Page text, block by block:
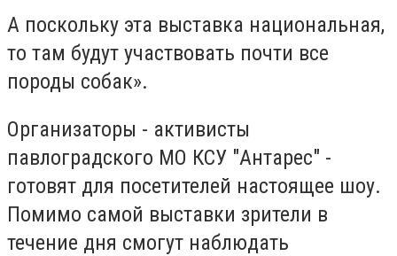
А поскольку эта выставка национальная,
то там будут участвовать почти все
породы собак».
Организаторы - активисты
павлоградского МО КСУ "Антарес" -
готовят для посетителей настоящее шоу.
Помимо самой выставки зрители в
течение дня смогут наблюдать